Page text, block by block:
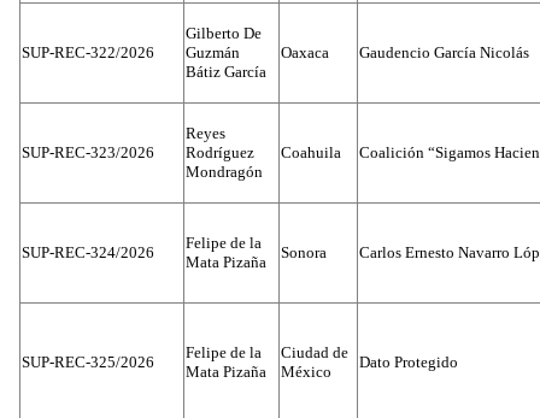
SUP-REC-322/2026
Gilberto De
Guzmán
Bátiz García
Oaxaca Gaudencio García Nicolás
SUP-REC-323/2026
Reyes
Rodríguez
Mondragón
Coahuila Coalición “Sigamos
SUP-REC-324/2026
Felipe de la
Mata Pizaña
Sonora Carlos Ernesto Navarro
SUP-REC-325/2026
Felipe de la
Mata Pizaña
Ciudad de
México
Dato Protegido